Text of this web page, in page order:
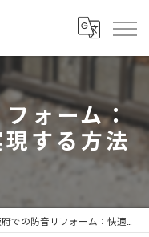
ォーム：
する方法
の防音リフォーム：快適な暮らしを実現する方法